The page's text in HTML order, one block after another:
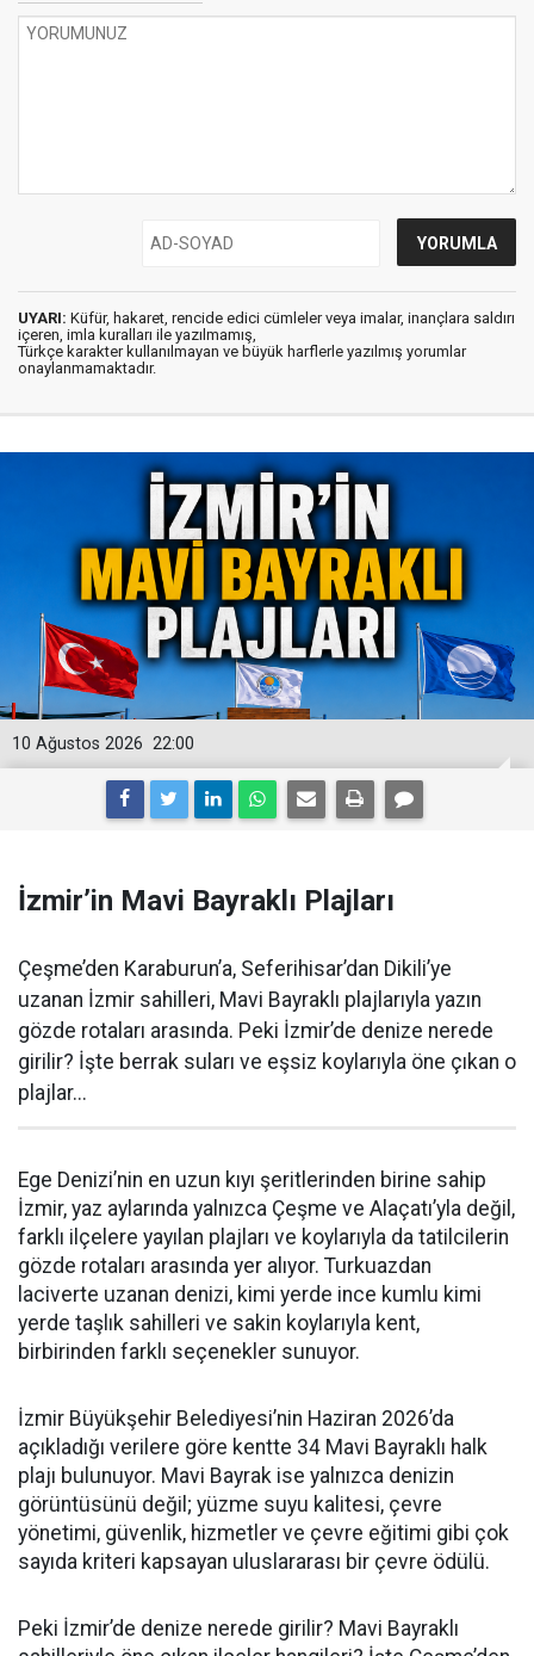
UYARI: Küfür, hakaret, rencide edici cümleler veya imalar, inançlara saldırı
içeren, imla kuralları ile yazılmamış,
Türkçe karakter kullanılmayan ve büyük harflerle yazılmış yorumlar
onaylanmamaktadır.
22:00
10 Ağustos 2026
İzmir’in Mavi Bayraklı Plajları
Çeşme’den Karaburun’a, Seferihisar’dan Dikili’ye
uzanan İzmir sahilleri, Mavi Bayraklı plajlarıyla yazın
gözde rotaları arasında. Peki İzmir’de denize nerede
girilir? İşte berrak suları ve eşsiz koylarıyla öne çıkan o
plajlar...
Ege Denizi’nin en uzun kıyı şeritlerinden birine sahip
İzmir, yaz aylarında yalnızca Çeşme ve Alaçatı’yla değil,
farklı ilçelere yayılan plajları ve koylarıyla da tatilcilerin
gözde rotaları arasında yer alıyor. Turkuazdan
laciverte uzanan denizi, kimi yerde ince kumlu kimi
yerde taşlık sahilleri ve sakin koylarıyla kent,
birbirinden farklı seçenekler sunuyor.
İzmir Büyükşehir Belediyesi’nin Haziran 2026’da
açıkladığı verilere göre kentte 34 Mavi Bayraklı halk
plajı bulunuyor. Mavi Bayrak ise yalnızca denizin
görüntüsünü değil; yüzme suyu kalitesi, çevre
yönetimi, güvenlik, hizmetler ve çevre eğitimi gibi çok
sayıda kriteri kapsayan uluslararası bir çevre ödülü.
Peki İzmir’de denize nerede girilir? Mavi Bayraklı